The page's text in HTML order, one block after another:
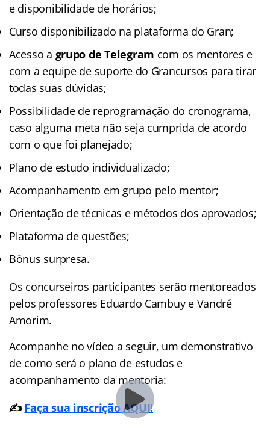
e disponibilidade de horários;
Curso disponibilizado na plataforma do Gran;
Acesso a grupo de Telegram com os mentores e
com a equipe de suporte do Grancursos para tirar
todas suas dúvidas;
Possibilidade de reprogramação do cronograma,
caso alguma meta não seja cumprida de acordo
com o que foi planejado;
Plano de estudo individualizado;
Acompanhamento em grupo pelo mentor;
Orientação de técnicas e métodos dos aprovados;
Plataforma de questões;
Bônus surpresa.
Os concurseiros participantes serão mentoreados
pelos professores Eduardo Cambuy e Vandré
Amorim.
Acompanhe no vídeo a seguir, um demonstrativo
de como será o plano de estudos e
acompanhamento da mentoria:
✍️ Faça sua inscrição AQUI!